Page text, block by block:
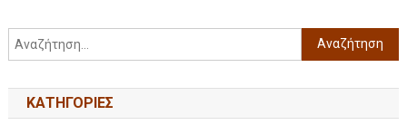
KΑΤΗΓΟΡΊΕΣ